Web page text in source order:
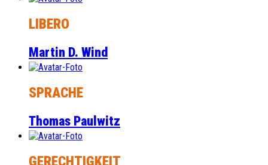
LIBERO
Martin D. Wind
SPRACHE
Thomas Paulwitz
GERECHTIGKEIT